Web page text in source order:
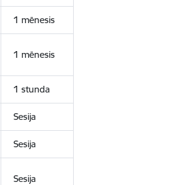
1 mēnesis
1 mēnesis
1 stunda
Sesija
Sesija
Sesija